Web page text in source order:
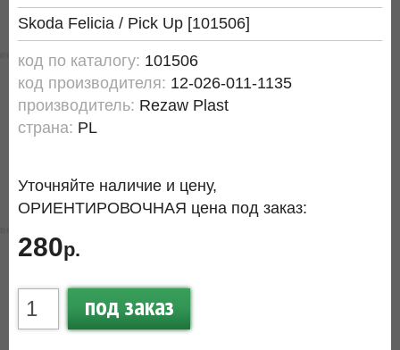
Skoda Felicia / Pick Up [101506]
код по каталогу: 101506
код производителя: 12-026-011-1135
производитель: Rezaw Plast
страна: PL
Уточняйте наличие и цену,
ОРИЕНТИРОВОЧНАЯ цена под заказ:
280р.
под заказ